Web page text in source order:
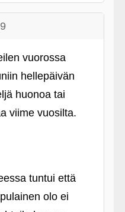
vuorossa
hellepäivän
huonoa tai
viime vuosilta.
tuntui että
olo ei